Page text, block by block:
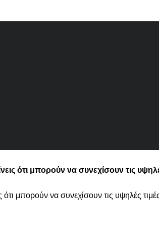
ότι μπορούν να συνεχίσουν τις